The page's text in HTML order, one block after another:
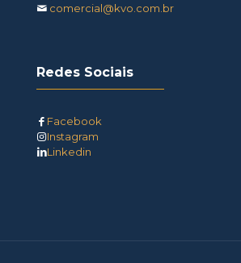
comercial@kvo.com.br
Redes Sociais
Facebook
Instagram
Linkedin